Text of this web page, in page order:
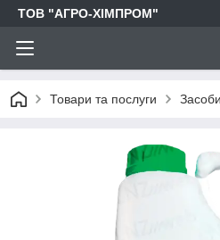
ТОВ "АГРО-ХІМПРОМ"
Товари та послуги